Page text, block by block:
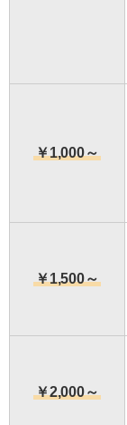
￥1,000～
￥1,500～
￥2,000～